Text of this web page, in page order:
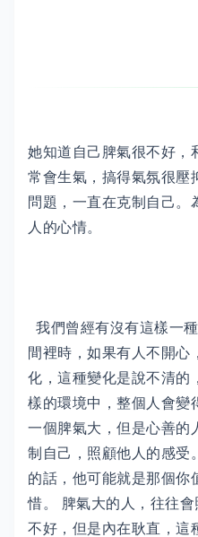
她知道自己脾氣很不好，
常會生氣，搞得氣氛很壓
問題，一直在克制自己。
人的心情。
我們曾經有沒有這樣一
間裡時，如果有人不開心
化，這種變化是說不清的
樣的環境中，整個人會變
一個脾氣大，但是心善的
制自己，照顧他人的感受
的話，他可能就是那個你
惜。 脾氣大的人，往往
不好，但是內在耿直，這